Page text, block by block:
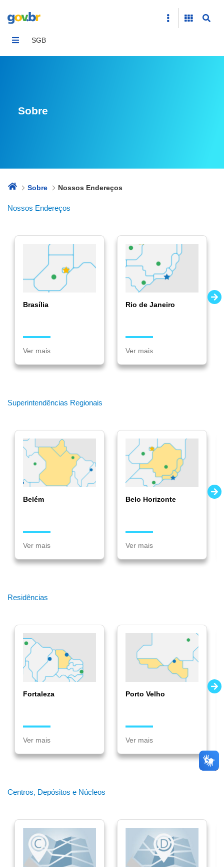
SGB
Sobre
Sobre Nossos Endereços
Nossos Endereços
Brasília
Ver mais
Rio de Janeiro
Ver mais
Superintendências Regionais
Belém
Ver mais
Belo Horizonte
Ver mais
Residências
Fortaleza
Ver mais
Porto Velho
Ver mais
Centros, Depósitos e Núcleos